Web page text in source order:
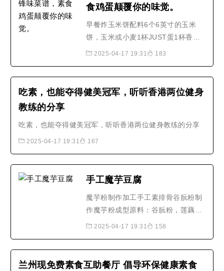
的玉子，或者玉子代表的猪，到底应
不应该杀了吃呢？图片来源..
食鸡蛋颠覆你的味觉。
早餐炸玉米饼配料6个6英寸的玉米
饼，玉米或小麦1杯JUST蛋1杯香肠
或大豆香肠2杯红甘蓝，切丝2个鳄
gallo辣酱（可选）准备浇头按指示切
于..早餐炸玉米饼配料6个6英寸的玉..
2025-04-17 19:31 183
吃素，也能夺得健美冠军，听听香港两位健身
教练的分享
吃素，也能夺得健美冠军，听听香港两位健身教练的分享
2025-04-17 19:31 167
手工魔芋豆腐
魔芋粉制作加工手工素排骨谷朊粉制
作魔芋粉成型原料：谷朊粉，莲藕调
料：白砂糖，陈醋，番茄酱，浓缩橙
用，将莲藕切条，然后用剪刀剪成小
2025-04-17 19:31 158
兰州现免费素食互助餐厅 倡导环保健康素食